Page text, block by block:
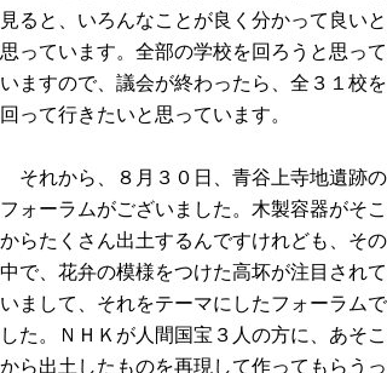
見ると、いろんなことが良く分かって良いと
思っています。全部の学校を回ろうと思って
いますので、議会が終わったら、全３１校を
回って行きたいと思っています。
それから、８月３０日、青谷上寺地遺跡の
フォーラムがございました。木製容器がそこ
からたくさん出土するんですけれども、その
中で、花弁の模様をつけた高坏が注目されて
いまして、それをテーマにしたフォーラムで
した。ＮＨＫが人間国宝３人の方に、あそこ
から出土したものを再現して作ってもらうっ